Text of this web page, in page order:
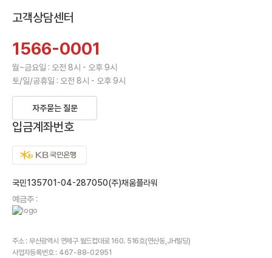
고객상담센터
1566-0001
월~금요일 : 오전 8시 - 오후 9시
토/일/공휴일 : 오전 8시 - 오후 9시
자주묻는 질문
입금계좌번호
국민135701-04-287050(주)채움플라워
예금주 :
주소 : 부산광역시 연제구 월드컵대로 160. 516호(연산동,JH빌딩)
사업자등록번호 : 467-88-02951